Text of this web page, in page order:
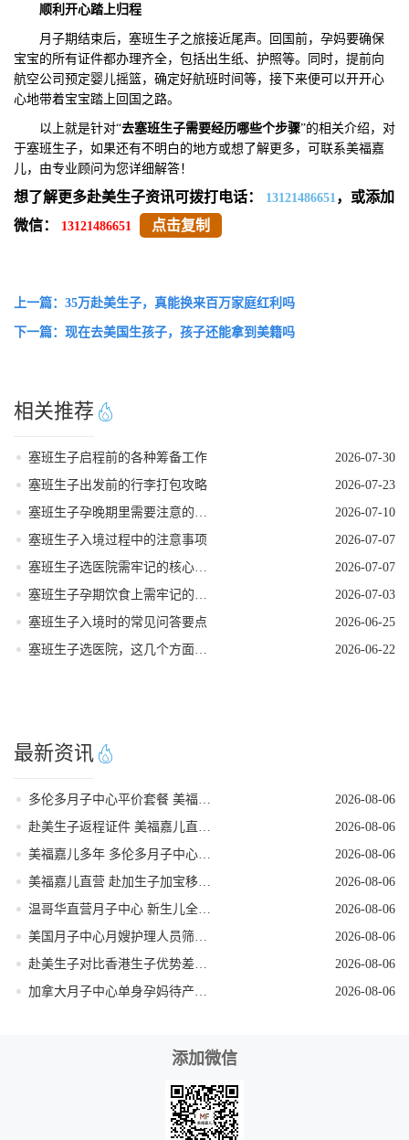
顺利开心踏上归程
月子期结束后，塞班生子之旅接近尾声。回国前，孕妈要确保
宝宝的所有证件都办理齐全，包括出生纸、护照等。同时，提前向
航空公司预定婴儿摇篮，确定好航班时间等，接下来便可以开开心
心地带着宝宝踏上回国之路。
以上就是针对“去塞班生子需要经历哪些个步骤”的相关介绍，对
于塞班生子，如果还有不明白的地方或想了解更多，可联系美福嘉
儿，由专业顾问为您详细解答！
想了解更多赴美生子资讯可拨打电话： 13121486651，或添加
微信：
13121486651 点击复制
上一篇：35万赴美生子，真能换来百万家庭红利吗
下一篇：现在去美国生孩子，孩子还能拿到美籍吗
相关推荐
塞班生子启程前的各种筹备工作
2026-07-30
塞班生子出发前的行李打包攻略
2026-07-23
塞班生子孕晚期里需要注意的事项
2026-07-10
塞班生子入境过程中的注意事项
2026-07-07
塞班生子选医院需牢记的核心要点
2026-07-07
塞班生子孕期饮食上需牢记的要点
2026-07-03
塞班生子入境时的常见问答要点
2026-06-25
塞班生子选医院，这几个方面要重视
2026-06-22
最新资讯
多伦多月子中心平价套餐 美福嘉儿直营
2026-08-06
赴美生子返程证件 美福嘉儿直营核对清单
2026-08-06
美福嘉儿多年 多伦多月子中心新生儿体检陪同
2026-08-06
美福嘉儿直营 赴加生子加宝移民科普
2026-08-06
温哥华直营月子中心 新生儿全天专人看护
2026-08-06
美国月子中心月嫂护理人员筛选技巧
2026-08-06
赴美生子对比香港生子优势差距全面分析
2026-08-06
加拿大月子中心单身孕妈待产全程方案
2026-08-06
添加微信